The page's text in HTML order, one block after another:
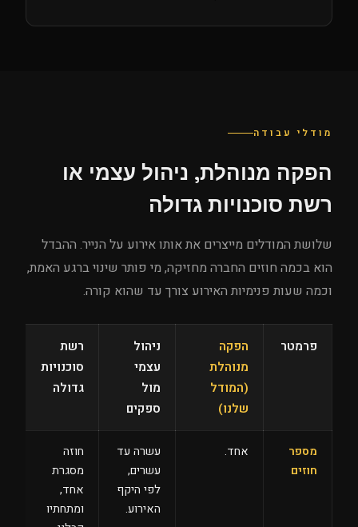
מודלי עבודה
הפקה מנוהלת, ניהול עצמי או
רשת סוכנויות גדולה
שלושת המודלים מייצרים את אותו אירוע על הנייר. ההבדל
הוא בכמה חוזים החברה מחזיקה, מי פותר שינוי ברגע האמת,
וכמה שעות פנימיות האירוע צורך עד שהוא קורה.
פרמטר
הפקה
מנוהלת
(המודל
שלנו)
ניהול
עצמי
מול
ספקים
רשת
סוכנויות
גדולה
מספר
חוזים
אחד.
עשרה עד
עשרים,
לפי היקף
האירוע.
חוזה
מסגרת
אחד,
ומתחתיו